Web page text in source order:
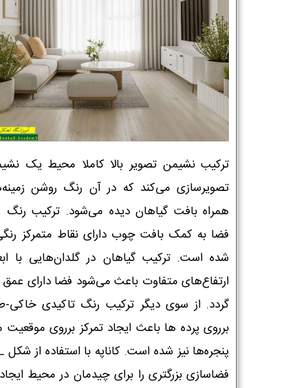
ترکیب نشیمن تصویر بالا کاملا محیط یک
تصویرسازی می‌کند که در آن رنگ روشن
همراه بافت گیاهان دیده می‌شود. ترکیب
فضا به کمک بافت چوب دارای نقاط متمرکز
شده است. ترکیب گیاهان در گلدان‌هایی با
ارتفاع‌های متفاوت باعث‌ می‌شود فضا دارای عمق
گردد. از سوی دیگر ترکیب رنگ تاکیدی
برروی پرده ها باعث ایجاد تمرکز برروی موقعیت
فضاسازی بزرگتری را برای چیدمان در محیط